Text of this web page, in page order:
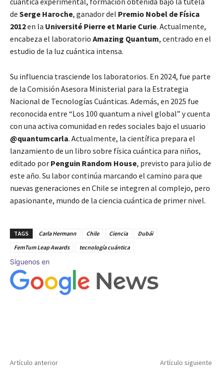
de Serge Haroche, ganador del Premio Nobel de Física
2012en la Université Pierre et Marie Curie. Actualmente,
encabeza el laboratorio Amazing Quantum, centrado en el
estudio de la luz cuántica intensa.
Su influencia trasciende los laboratorios. En 2024, fue parte
de la Comisión Asesora Ministerial para la Estrategia
Nacional de Tecnologías Cuánticas. Además, en 2025 fue
reconocida entre “Los 100 quantum a nivel global” y cuenta
con una activa comunidad en redes sociales bajo el usuario
@quantumcarla. Actualmente, la científica prepara el
lanzamiento de un libro sobre física cuántica para niños,
editado por Penguin Random House, previsto para julio de
este año. Su labor continúa marcando el camino para que
nuevas generaciones en Chile se integren al complejo, pero
apasionante, mundo de la ciencia cuántica de primer nivel.
TAGS Carla Hermann Chile Ciencia
Dubái
FemTum Leap Awards
tecnología cuántica
Síguenos en
Artículo anterior Artículo siguiente